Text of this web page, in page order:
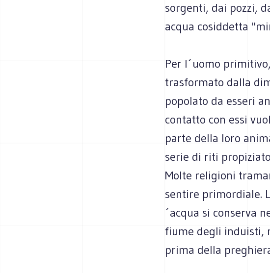
sorgenti, dai pozzi,
acqua cosiddetta
Per l´uomo
trasformato dalla
popolato da esseri
contatto con essi
parte della loro
serie di riti
Molte religioni
sentire primordiale.
´acqua si conserva
fiume degli induisti,
prima della